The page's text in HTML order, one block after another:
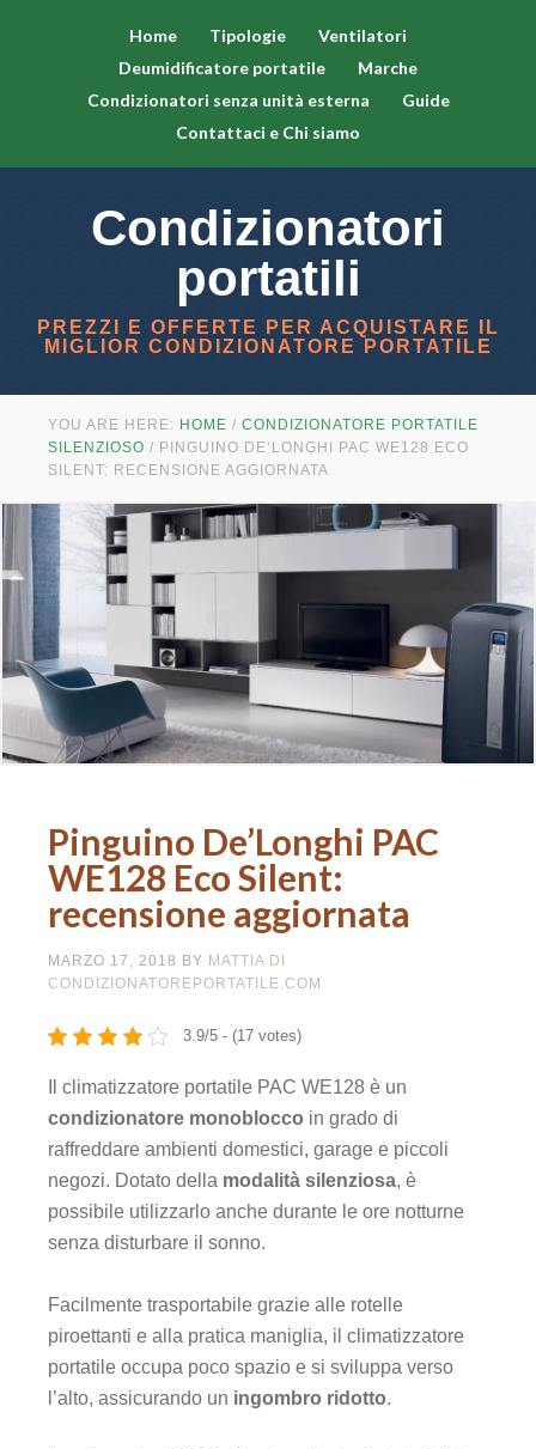
Home Tipologie
Ventilatori
Deumidificatore portatile
Marche
Condizionatori senza unità esterna
Guide
Contattaci e Chi siamo
Condizionatori
portatili
PREZZI E OFFERTE PER ACQUISTARE IL
MIGLIOR CONDIZIONATORE PORTATILE
YOU ARE HERE: HOME / CONDIZIONATORE PORTATILE
SILENZIOSO / PINGUINO DE’LONGHI PAC WE128 ECO
SILENT: RECENSIONE AGGIORNATA
Pinguino De’Longhi PAC
WE128 Eco Silent:
recensione aggiornata
MARZO 17, 2018 BY MATTIA DI
CONDIZIONATOREPORTATILE.COM
3.9/5 - (17 votes)
Il climatizzatore portatile PAC WE128 è un
condizionatore monoblocco in grado di
raffreddare ambienti domestici, garage e piccoli
negozi. Dotato della modalità silenziosa, è
possibile utilizzarlo anche durante le ore notturne
senza disturbare il sonno.
Facilmente trasportabile grazie alle rotelle
piroettanti e alla pratica maniglia, il climatizzatore
portatile occupa poco spazio e si sviluppa verso
l’alto, assicurando un ingombro ridotto.